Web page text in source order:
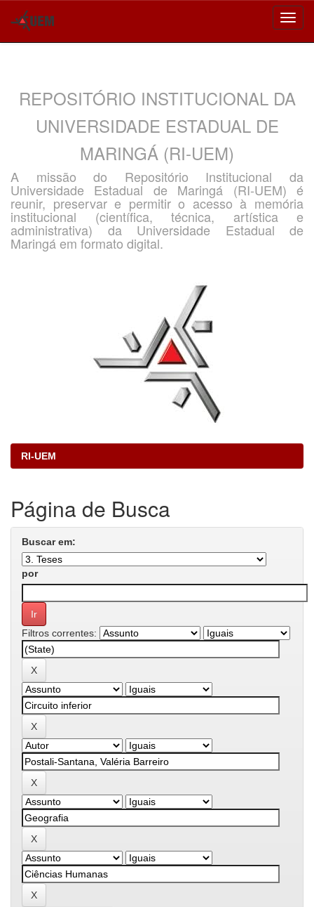
REPOSITÓRIO INSTITUCIONAL DA
UNIVERSIDADE ESTADUAL DE
MARINGÁ (RI-UEM)
A missão do Repositório Institucional da
Universidade Estadual de Maringá (RI-UEM) é
reunir, preservar e permitir o acesso à memória
institucional (científica, técnica, artística e
administrativa) da Universidade Estadual de
Maringá em formato digital.
RI-UEM
Página de Busca
Buscar em:
por
Filtros correntes: